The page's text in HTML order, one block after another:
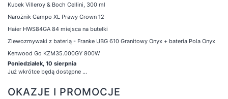
Kubek Villeroy & Boch Cellini, 300 ml
Narożnik Campo XL Prawy Crown 12
Haier HWS84GA 84 miejsca na butelki
Zlewozmywaki z baterią - Franke UBG 610 Granitowy Onyx + bateria Pola Onyx
Kenwood Go KZM35.000GY 800W
Poniedziałek, 10 sierpnia
Już wkrótce będą dostępne ...
OKAZJE I PROMOCJE